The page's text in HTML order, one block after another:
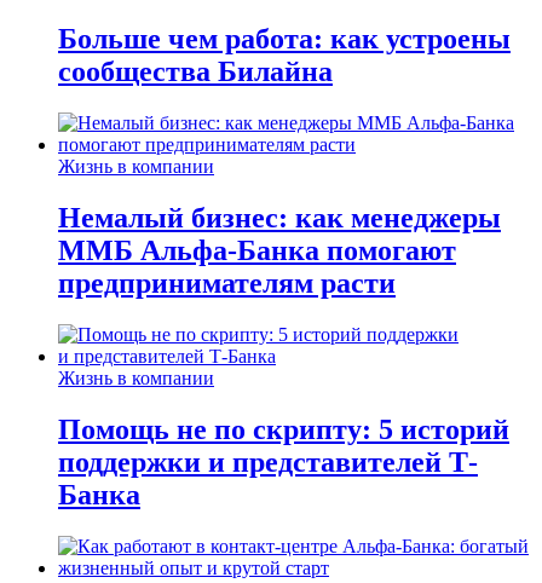
Больше чем работа: как устроены
сообщества Билайна
Жизнь в компании
Немалый бизнес: как менеджеры
ММБ Альфа-Банка помогают
предпринимателям расти
Жизнь в компании
Помощь не по скрипту: 5 историй
поддержки и представителей Т-
Банка